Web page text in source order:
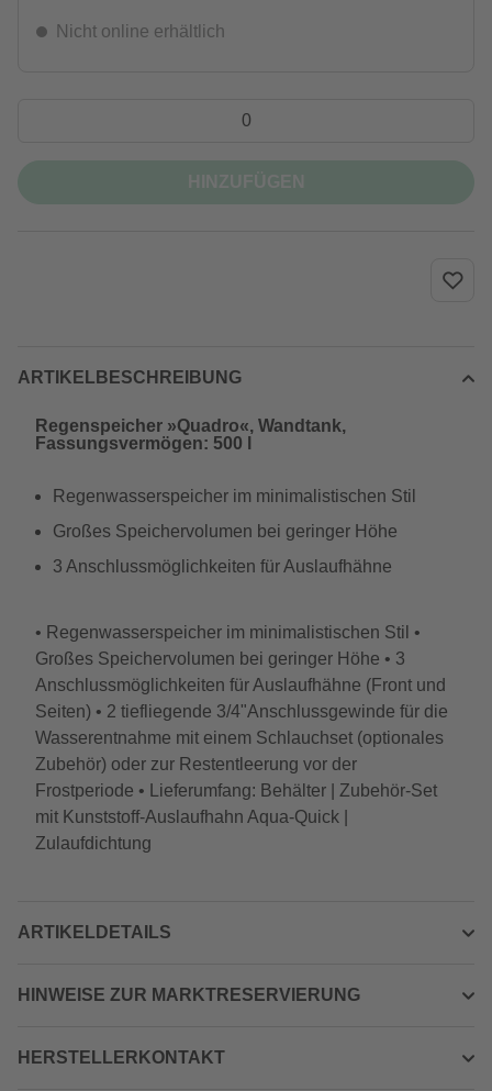
Nicht online erhältlich
ARTIKELBESCHREIBUNG
Regenspeicher »Quadro«, Wandtank,
Fassungsvermögen: 500 l
Regenwasserspeicher im minimalistischen Stil
Großes Speichervolumen bei geringer Höhe
3 Anschlussmöglichkeiten für Auslaufhähne
• Regenwasserspeicher im minimalistischen Stil •
Großes Speichervolumen bei geringer Höhe • 3
Anschlussmöglichkeiten für Auslaufhähne (Front und
Seiten) • 2 tiefliegende 3/4"Anschlussgewinde für die
Wasserentnahme mit einem Schlauchset (optionales
Zubehör) oder zur Restentleerung vor der
Frostperiode • Lieferumfang: Behälter | Zubehör-Set
mit Kunststoff-Auslaufhahn Aqua-Quick |
Zulaufdichtung
ARTIKELDETAILS
HINWEISE ZUR MARKTRESERVIERUNG
HERSTELLERKONTAKT